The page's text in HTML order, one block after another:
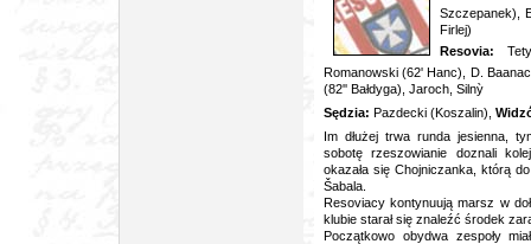
Szczepanek),
Firlej)
Resovia:
Romanowski (62' Hanc), D.
(82'' Bałdyga), Jaroch, Silnỳ
Sędzia: Pazdecki (Koszalin),
Im dłużej trwa runda jesienna,
sobotę rzeszowianie doznali
okazała się Chojniczanka, którą
Šabala.
Resoviacy kontynuują marsz w
klubie starał się znaleźć środek
Początkowo obydwa zespoły